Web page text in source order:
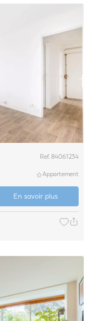
Appartement
En savoir plus
Ref. 84061234